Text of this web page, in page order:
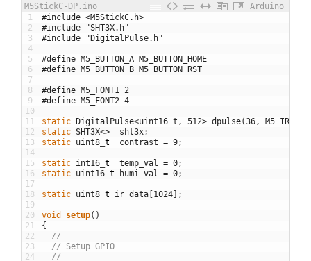
M5StickC-DP.ino
Arduino
1
2
3
4
5
6
7
8
9
10
11
12
13
14
15
16
17
18
19
20
21
22
23
24
#include <M5StickC.h>
#include "SHT3X.h"
#include "DigitalPulse.h"
#define M5_BUTTON_A M5_BUTTON_HOME
#define M5_BUTTON_B M5_BUTTON_RST
#define M5_FONT1 2
#define M5_FONT2 4
static DigitalPulse<uint16_t , 512> dpulse(36 , M5_IR
static SHT3X<> sht3x;
static uint8 t contrast = 9;
static int16 t temp_val = 0;
static uint16 t humi_val = 0;
static uint8 t ir_data [1024] ;
void setup( )
{
//
// Setup GPIO
//